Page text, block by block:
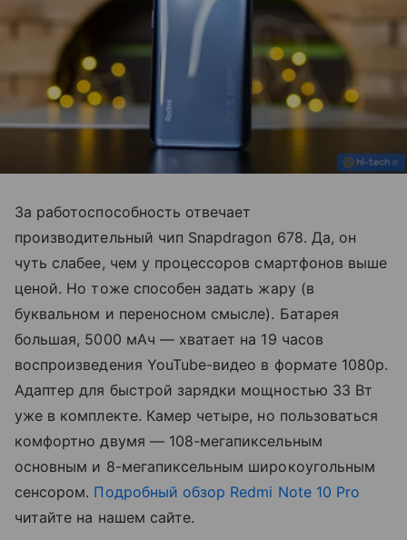
За работоспособность отвечает
производительный чип Snapdragon 678. Да, он
чуть слабее, чем у процессоров смартфонов выше
ценой. Но тоже способен задать жару (в
буквальном и переносном смысле). Батарея
большая, 5000 мАч — хватает на 19 часов
воспроизведения YouTube-видео в формате 1080p.
Адаптер для быстрой зарядки мощностью 33 Вт
уже в комплекте. Камер четыре, но пользоваться
комфортно двумя — 108-мегапиксельным
основным и 8-мегапиксельным широкоугольным
сенсором. Подробный обзор Redmi Note 10 Pro
читайте на нашем сайте.